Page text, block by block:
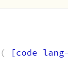
( [code